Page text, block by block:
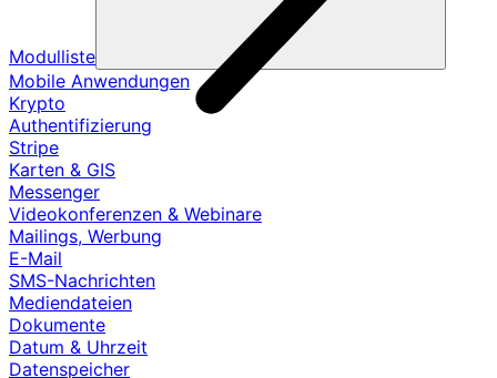
Modulliste
Mobile Anwendungen
Krypto
Authentifizierung
Stripe
Karten & GIS
Messenger
Videokonferenzen & Webinare
Mailings, Werbung
E-Mail
SMS-Nachrichten
Mediendateien
Dokumente
Datum & Uhrzeit
Datenspeicher